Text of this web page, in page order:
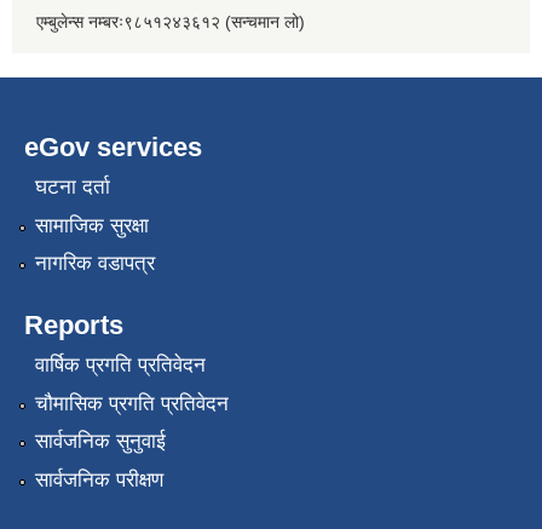
एम्बुलेन्स नम्बरः९८५१२४३६१२ (सन्चमान लो)
eGov services
घटना दर्ता
सामाजिक सुरक्षा
नागरिक वडापत्र
Reports
वार्षिक प्रगति प्रतिवेदन
चौमासिक प्रगति प्रतिवेदन
सार्वजनिक सुनुवाई
सार्वजनिक परीक्षण